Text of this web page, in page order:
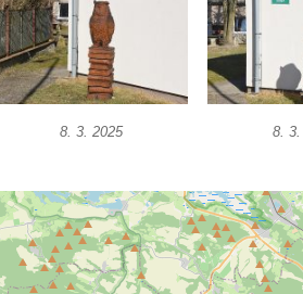
Hluboká
Hluboká
8. 3. 2025 8.